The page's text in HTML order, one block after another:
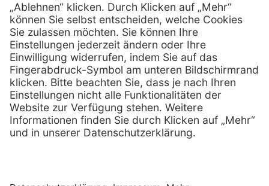
Services
Vorteile
Eigenmarke
Leasing
Technischer Service
Kataloge / Downloads
Hilfe
FAQs
Kontakt
Außendienst
Lob & Kritik
Retoure anmelden
Zertifikat Rechtliches
Impressum